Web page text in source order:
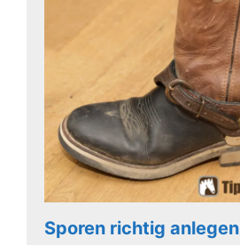
Sporen richtig anlegen